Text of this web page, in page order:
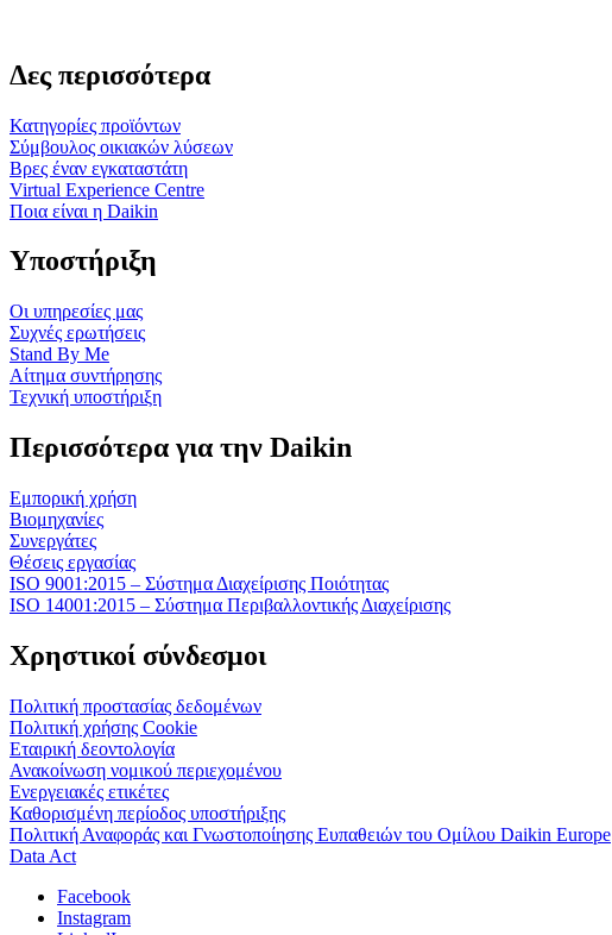
Δες περισσότερα
Κατηγορίες προϊόντων
Σύμβουλος οικιακών λύσεων
Βρες έναν εγκαταστάτη
Virtual Experience Centre
Ποια είναι η Daikin
Υποστήριξη
Οι υπηρεσίες μας
Συχνές ερωτήσεις
Stand By Me
Αίτημα συντήρησης
Τεχνική υποστήριξη
Περισσότερα για την Daikin
Εμπορική χρήση
Βιομηχανίες
Συνεργάτες
Θέσεις εργασίας
ISO 9001:2015 – Σύστημα Διαχείρισης Ποιότητας
ISO 14001:2015 – Σύστημα Περιβαλλοντικής Διαχείρισης
Χρηστικοί σύνδεσμοι
Πολιτική προστασίας δεδομένων
Πολιτική χρήσης Cookie
Εταιρική δεοντολογία
Ανακοίνωση νομικού περιεχομένου
Ενεργειακές ετικέτες
Καθορισμένη περίοδος υποστήριξης
Πολιτική Αναφοράς και Γνωστοποίησης Ευπαθειών του Ομίλου Daikin Europe
Data Act
Facebook
Instagram